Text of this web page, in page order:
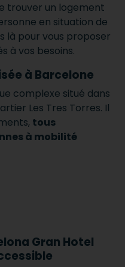
trouver un logement
en situation de
là pour vous proposer
à vos besoins.
à Barcelone
complexe situé dans
Les Tres Torres. Il
tous
à mobilité
Gran Hotel